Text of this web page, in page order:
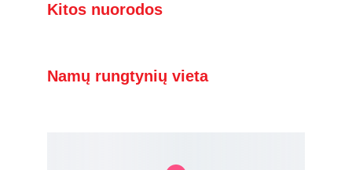
Kitos nuorodos
Namų rungtynių vieta